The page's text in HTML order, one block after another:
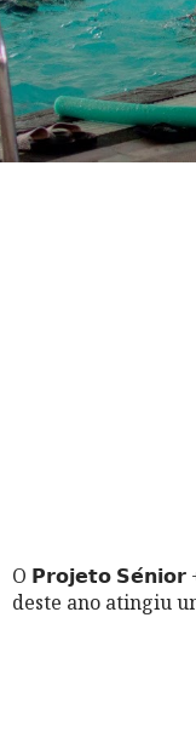
O 𝗣𝗿𝗼𝗷𝗲𝘁𝗼 𝗦𝗲́𝗻𝗶𝗼𝗿
deste ano atingiu